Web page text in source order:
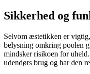
Sikkerhed og
Selvom æstetikken er
belysning omkring poolen
mindsker risikoen for
udendørs brug og har den